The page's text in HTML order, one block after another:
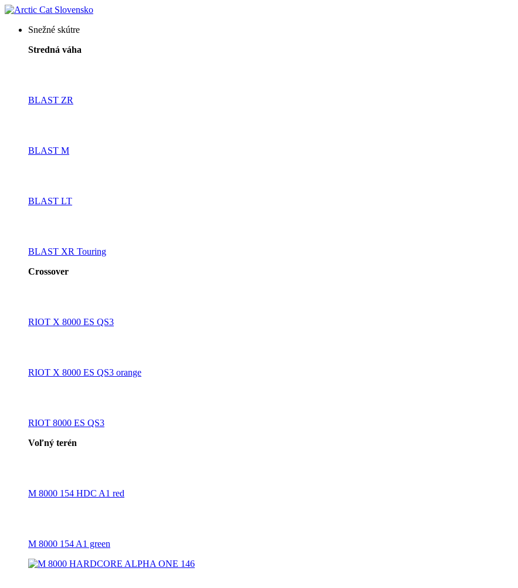
Snežné skútre
Stredná váha
BLAST ZR
BLAST M
BLAST LT
BLAST XR Touring
Crossover
RIOT X 8000 ES QS3
RIOT X 8000 ES QS3 orange
RIOT 8000 ES QS3
Voľný terén
M 8000 154 HDC A1 red
M 8000 154 A1 green